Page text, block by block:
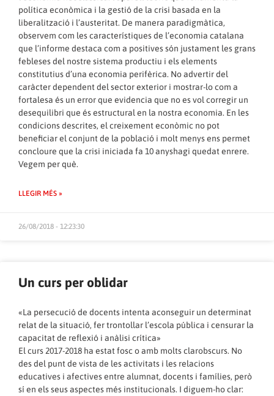
política econòmica i la gestió de la crisi basada en la
liberalització i l’austeritat. De manera paradigmàtica,
observem com les característiques de l’economia catalana
que l’informe destaca com a positives són justament les grans
febleses del nostre sistema productiu i els elements
constitutius d’una economia perifèrica. No advertir del
caràcter dependent del sector exterior i mostrar-lo com a
fortalesa és un error que evidencia que no es vol corregir un
desequilibri que és estructural en la nostra economia. En les
condicions descrites, el creixement econòmic no pot
beneficiar el conjunt de la població i molt menys ens permet
concloure que la crisi iniciada fa 10 anyshagi quedat enrere.
Vegem per què.
LLEGIR MÉS »
26/08/2018 - 12:23:30
Un curs per oblidar
«La persecució de docents intenta aconseguir un determinat
relat de la situació, fer trontollar l’escola pública i censurar la
capacitat de reflexió i anàlisi crítica»
El curs 2017-2018 ha estat fosc o amb molts clarobscurs. No
des del punt de vista de les activitats i les relacions
educatives i afectives entre alumnat, docents i famílies, però
sí en els seus aspectes més institucionals. I diguem-ho clar: